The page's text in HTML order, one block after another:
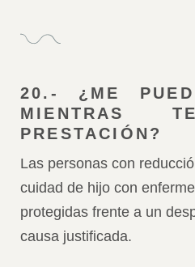
20.- ¿ME
MIENTRAS
PRESTACIÓN?
Las personas con
cuidad de hijo con
protegidas frente a un
causa justificada.